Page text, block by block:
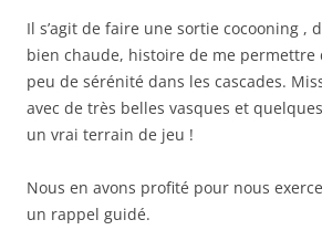
Il s’agit de faire une sortie cocooning ,
bien chaude, histoire de me permettre
peu de sérénité dans les cascades.
avec de très belles vasques et
un vrai terrain de jeu !
Nous en avons profité pour nous
un rappel guidé.